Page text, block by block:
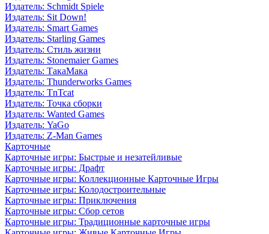
Издатель: Schmidt Spiele
Издатель: Sit Down!
Издатель: Smart Games
Издатель: Starling Games
Издатель: Стиль жизни
Издатель: Stonemaier Games
Издатель: ТакаМака
Издатель: Thunderworks Games
Издатель: TnTcat
Издатель: Точка сборки
Издатель: Wanted Games
Издатель: YaGo
Издатель: Z-Man Games
Карточные
Карточные игры: Быстрые и незатейливые
Карточные игры: Драфт
Карточные игры: Коллекционные Карточные Игры
Карточные игры: Колодостроительные
Карточные игры: Приключения
Карточные игры: Сбор сетов
Карточные игры: Традиционные карточные игры